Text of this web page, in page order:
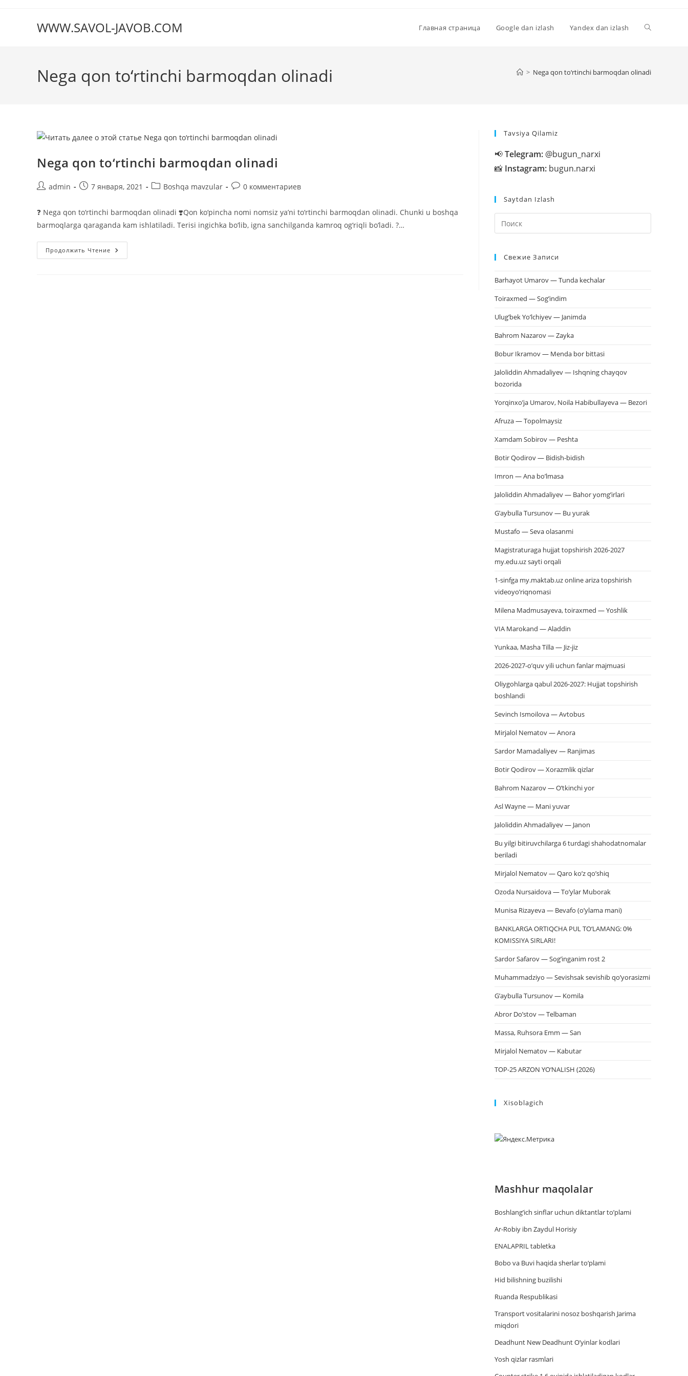
содержимомуWWW.SAVOL-JAVOB.COM Главная страница Google dan izlash Yandex dan izlash
Nega qon to‘rtinchi barmoqdan olinadi > Nega qon to‘rtinchi barmoqdan olinadi
Nega qon to‘rtinchi barmoqdan olinadi
Авторadmin
Запись7 января, 2021
Рубрика
Boshqa mavzular
Комментарии
записи:
0 комментариев
❓ Nega qon to‘rtinchi barmoqdan olinadi ❣️Qon ko‘pincha nomi nomsiz ya’ni to‘rtinchi barmoqdan olinadi. Chunki u boshqa
barmoqlarga qaraganda kam ishlatiladi. Terisi ingichka bo‘lib, igna sanchilganda kamroq og‘riqli bo‘ladi. ?…
Продолжить Чтение Nega
Qon
Tavsiya Qilamiz
📢Telegram: @bugun_narxi
📸 Instagram: bugun.narxi
Saytdan Izlash
клавишу
Свежие Записи
Barhayot Umarov — Tunda kechalar
Toiraxmed — Sog’indim
Ulug’bek Yo’lchiyev — Janimda
Bahrom Nazarov — Zayka
Bobur Ikramov — Menda bor bittasi
Jaloliddin Ahmadaliyev — Ishqning chayqov
bozorida
Yorqinxo’ja Umarov, Noila Habibullayeva — Bezori
Afruza — Topolmaysiz
Xamdam Sobirov — Peshta
Botir Qodirov — Bidish-bidish
Imron — Ana bo’lmasa
Jaloliddin Ahmadaliyev — Bahor yomg’irlari
G’aybulla Tursunov — Bu yurak
Mustafo — Seva olasanmi
Magistraturaga hujjat topshirish 2026-2027
my.edu.uz sayti orqali
1-sinfga my.maktab.uz online ariza topshirish
videoyo’riqnomasi
Milena Madmusayeva, toiraxmed — Yoshlik
VIA Marokand — Aladdin
Yunkaa, Masha Tilla — Jiz-jiz
2026-2027-o’quv yili uchun fanlar majmuasi
Oliygohlarga qabul 2026-2027: Hujjat topshirish
boshlandi
Sevinch Ismoilova — Avtobus
Mirjalol Nematov — Anora
Sardor Mamadaliyev — Ranjimas
Botir Qodirov — Xorazmlik qizlar
Bahrom Nazarov — O’tkinchi yor
Asl Wayne — Mani yuvar
Jaloliddin Ahmadaliyev — Janon
Bu yilgi bitiruvchilarga 6 turdagi shahodatnomalar
beriladi
Mirjalol Nematov — Qaro ko’z qo’shiq
Ozoda Nursaidova — To’ylar Muborak
Munisa Rizayeva — Bevafo (o’ylama mani)
BANKLARGA ORTIQCHA PUL TO‘LAMANG: 0%
KOMISSIYA SIRLARI!
Sardor Safarov — Sog’inganim rost 2
Muhammadziyo — Sevishsak sevishib qo’yorasizmi
G’aybulla Tursunov — Komila
Abror Do’stov — Telbaman
Massa, Ruhsora Emm — San
Mirjalol Nematov — Kabutar
TOP-25 ARZON YO‘NALISH (2026)
Xisoblagich
Mashhur maqolalar
Boshlang’ich sinflar uchun diktantlar to’plami
Ar-Robiy ibn Zaydul Horisiy
ENALAPRIL tabletka
Bobo va Buvi haqida sherlar to‘plami
Hid bilishning buzilishi
Ruanda Respublikasi
Trаnsport vositаlаrini nosoz boshqаrish Jаrimа
miqdori
Deadhunt New Deadhunt O’yinlar kodlari
Yosh qizlar rasmlari